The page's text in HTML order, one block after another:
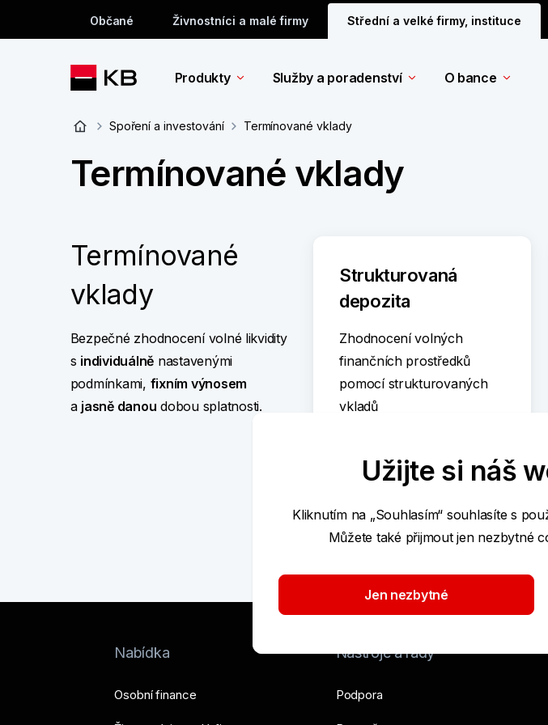
Občané Živnostníci a malé firmy Střední a velké firmy, instituce
Produkty Služby a poradenství O bance
Spoření a investování Termínované vklady
Termínované vklady
Termínované
vklady
Bezpečné zhodnocení volné likvidity
s individuálně nastavenými
podmínkami, fixním výnosem
a jasně danou dobou splatnosti.
Strukturovaná
depozita
Zhodnocení volných
finančních prostředků
pomocí strukturovaných
vkladů
Více o depozitech
Nabídka
Osobní finance
Nástroje a rady
Podpora
Užijte si náš
Kliknutím na „Souhlasím“ souhlasíte s
Můžete také přijmout jen nezbytné
Jen nezbytné